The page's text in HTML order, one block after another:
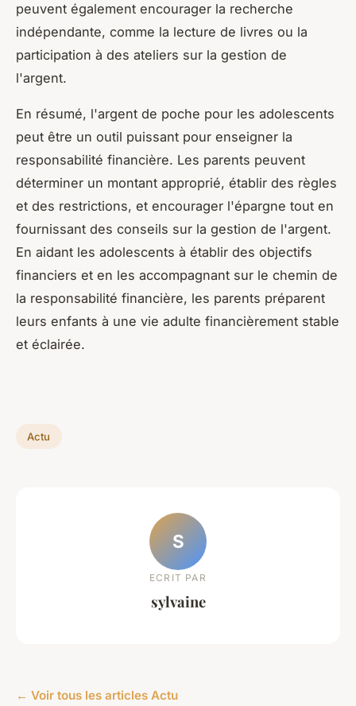
peuvent également encourager la recherche
indépendante, comme la lecture de livres ou la
participation à des ateliers sur la gestion de
l'argent.
En résumé, l'argent de poche pour les adolescents
peut être un outil puissant pour enseigner la
responsabilité financière. Les parents peuvent
déterminer un montant approprié, établir des règles
et des restrictions, et encourager l'épargne tout en
fournissant des conseils sur la gestion de l'argent.
En aidant les adolescents à établir des objectifs
financiers et en les accompagnant sur le chemin de
la responsabilité financière, les parents préparent
leurs enfants à une vie adulte financièrement stable
et éclairée.
Actu
S
ECRIT PAR
sylvaine
← Voir tous les articles Actu